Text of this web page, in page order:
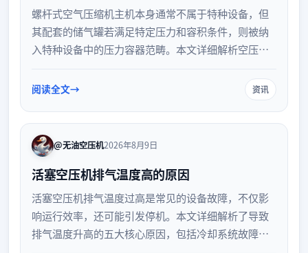
螺杆式空气压缩机主机本身通常不属于特种设备，但
其配套的储气罐若满足特定压力和容积条件，则被纳
入特种设备中的压力容器范畴。本文详细解析空压机
备管理要求与安全合规重点。
阅读全文 资讯
@无油空压机2026年8月9日
活塞空压机排气温度高的原因
活塞空压机排气温度过高是常见的设备故障，不仅影
响运行效率，还可能引发停机。本文详细解析了导致
排气温度升高的五大核心原因，包括冷却系统故障、